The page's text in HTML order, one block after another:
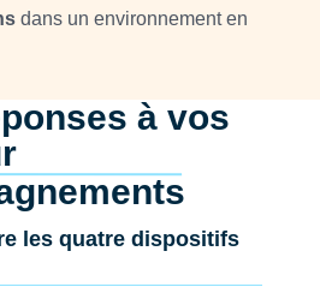
dans un environnement en
à vos
les quatre dispositifs